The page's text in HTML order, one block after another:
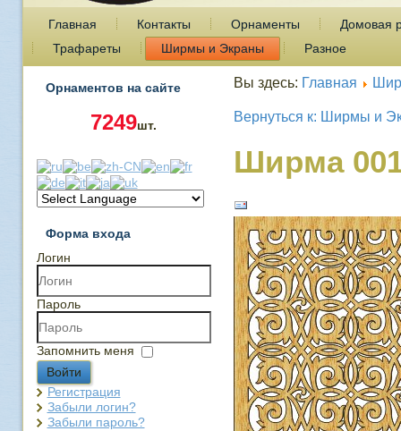
Главная Контакты Орнаменты
Домовая
Трафареты
Ширмы и Экраны Разное
Орнаментов на сайте
7249шт.
Форма входа
Логин
Пароль
Запомнить меня
Войти
Регистрация
Забыли логин?
Забыли пароль?
Вы здесь: Главная
Вернуться к: Ширмы и
Ширма